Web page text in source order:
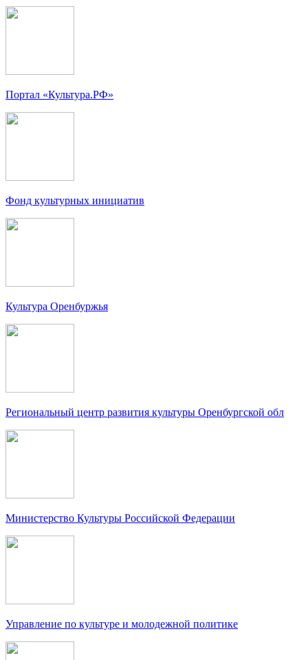
Портал «Культура.РФ»
Фонд культурных инициатив
Культура Оренбуржья
Региональный центр развития культуры Оренбургской обл
Министерство Культуры Российской Федерации
Управление по культуре и молодежной политике